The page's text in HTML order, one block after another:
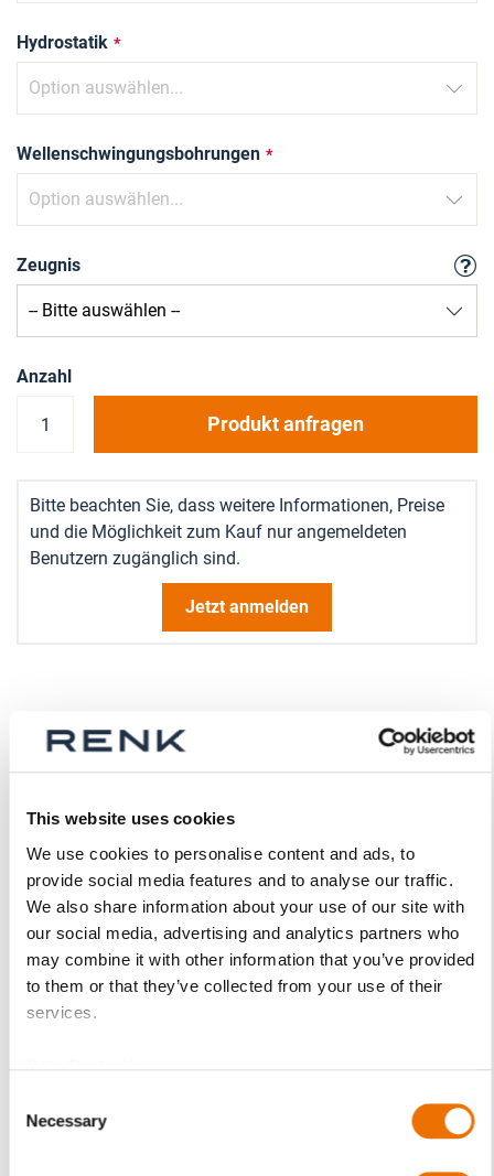
This website uses cookies
We use cookies to personalise content and ads, to
provide social media features and to analyse our traffic.
We also share information about your use of our site with
our social media, advertising and analytics partners who
may combine it with other information that you’ve provided
to them or that they’ve collected from your use of their
services.
Selection
Necessary
Hydrostatik
Wellenschwingungsbohrungen
Zeugnis
Anzahl
Produkt anfragen
Bitte beachten Sie, dass weitere Informationen, Preise
und die Möglichkeit zum Kauf nur angemeldeten
Benutzern zugänglich sind.
Jetzt anmelden
Mehr
p_schale-ezlq
Für mehr Produktdetails bitte Variante
auswählen!
EZLQ
LQ - kreiszylindrische Bohrung
ohne Axialteil
C10 / C15
(1.0301 / 1.0401)
(montiert)
EZLQ 9-80